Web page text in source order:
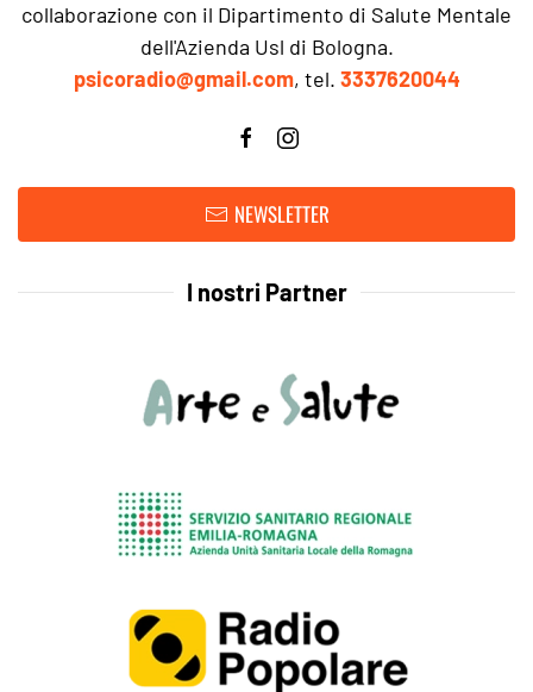
collaborazione con il Dipartimento di Salute Mentale
dell'Azienda Usl di Bologna.
psicoradio@gmail.com, tel. 3337620044
NEWSLETTER
I nostri Partner